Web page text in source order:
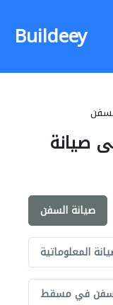
Buildeey
صيانة
صيانة السفن
المعلوماتية
في مسقط